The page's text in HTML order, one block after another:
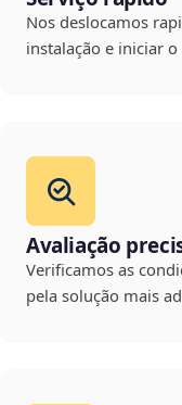
Nos deslocamos
instalação e iniciar o
Avaliação
Verificamos as
pela solução mais